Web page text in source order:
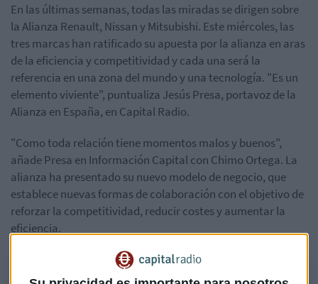
En las últimas semanas, todas las miradas se dirigen sobre
la Alianza Renault, Nissan y Mitsubishi. Este miércoles, las
tres marcas han ratificado su apuesta por la alianza en aras
de la eficiencia y competitividad y cada una será la
referencia en una zona del mundo y una tecnología. "Es un
elemento viviente", puntualiza Jesús Presa, portavoz de la
Alianza en España, en Capital Radio.
"Como toda relación tiene momentos malos y buenos",
añade Presa en Información Capital con Chimo Ortega. La
alianza ha presentado su nuevo modelo de negocio, que
establece nuevas formas de colaboración con el objetivo de
reforzar la competitividad, reducir costes y aumentar la
eficiencia.
¿Tiene futuro la alianza Renault Nissan Mitsubishi? Responde su